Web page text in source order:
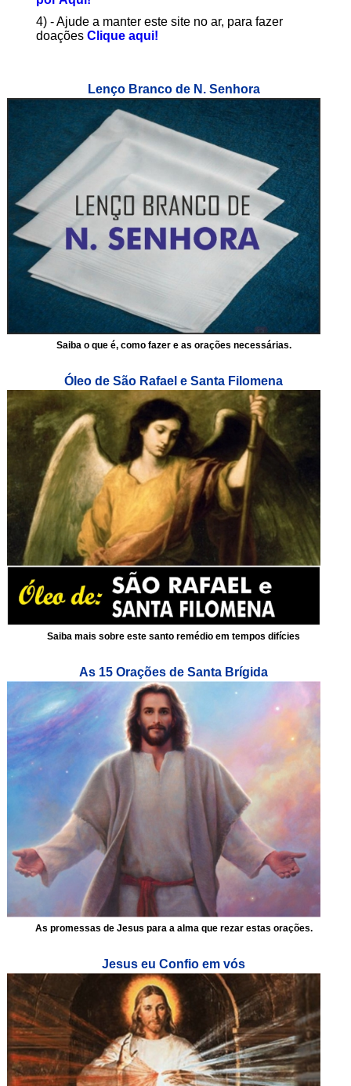
4) - Ajude a manter este site no ar, para fazer
doações Clique aqui!
Lenço Branco de N. Senhora
Saiba o que é, como fazer e as orações necessárias.
Óleo de São Rafael e Santa Filomena
Saiba mais sobre este santo remédio em tempos difícies
As 15 Orações de Santa Brígida
As promessas de Jesus para a alma que rezar estas orações.
Jesus eu Confio em vós